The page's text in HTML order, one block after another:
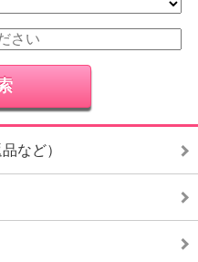
など）